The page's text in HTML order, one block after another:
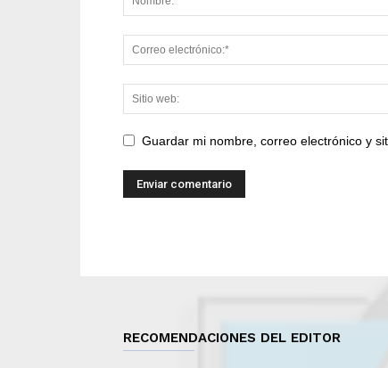
Guardar mi nombre, correo electrónico y
RECOMENDACIONES DEL EDITOR